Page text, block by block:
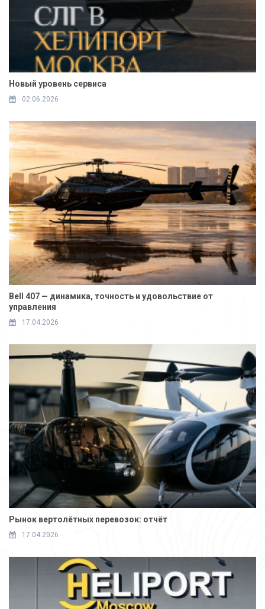
Новый уровень сервиса
02.06.2026
Bell 407 — динамика, точность и удовольствие от
управления
17.04.2026
Рынок вертолётных перевозок: отчёт
17.04.2026